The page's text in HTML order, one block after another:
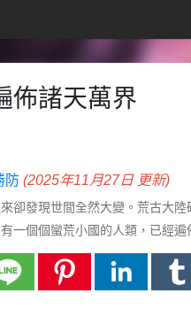
佈諸天萬界
防 (2025年11月27日 更新)
卻發現世間全然大變。荒古大
一個個蠻荒小國的人類，已經
被迫收下的徒弟竟然成了通天大